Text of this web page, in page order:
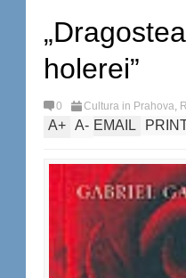
holerei”
0 Cultura in Prahova,
A+ A- EMAIL